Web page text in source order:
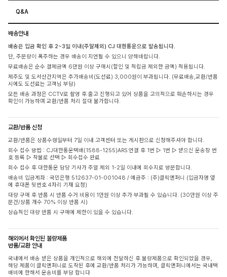
Q&A
배송안내
배송은 입금 확인 후 2~3일 이내(주말제외) CJ 대한통운으로 발송됩니다.
단, 주문량이 폭주하는 경우 배송이 지연될 수 있으니 양해바랍니다.
무료배송은 순수 결제금액 6만원 이상 구매시(할인 및 적립금 제외한 금액) 적용됩니다.
제주도 및 도서산간지역은 추가배송비(도선료) 3,000원이 부과됩니다. (무료배송,교환/반품
시에도 도선료는 고객님 부담)
모든 배송 과정은 CCTV로 촬영 후 출고 진행되고 있어 상품을 고의적으로 훼손하시는 경우
확인이 가능하며 교환/반품 처리 절대 불가합니다.
교환/반품 신청
교환/반품은 상품수령일부터 7일 이내 고객센터 또는 게시판으로 신청해주셔야 합니다.
회수 접수 방법 : CJ대한통운택배(1588-1255)ARS 연결 후 1번 ▷ 1번 ▷ 받으신 운송장 번
호 등록 ▷ 착불로 선택 ▷ 회수접수 완료
회수 접수 후 대한통운 담당 기사가 주말 제외 1-2일 이내에 회수지로 방문합니다.
배송비 입금계좌 : 국민은행 512637-01-001048 / 예금주 : (주)클릭앤퍼니 (입금자명 옆
에 휴대폰 뒷번호 4자리 기재 요청)
대량 구매 후 반품 시 반품 수거 비용이 1만원 이상 추가 부과될 수 있습니다. (30만원 이상 주
문건/상품 개수 70% 이상 반품 시)
상습적인 대량 반품 시 구매에 제한이 있을 수 있습니다.
해외에서 확인된 불량제품
반품/교환 안내
국내에서 배송 받은 상품을 개인적으로 해외에 전달하신 후 불량제품으로 확인되었을 경우,
해당 제품이 클릭앤퍼니로 도착된 후에 교환/반품 처리가 가능하며, 클릭앤퍼니에서는 국내택
배비에 한해서 운송비를 부담 합니다